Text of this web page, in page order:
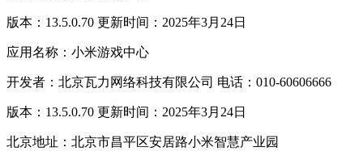
版本：13.5.0.70 更新时间：2025年3月24日
应用名称：小米游戏中心
开发者：北京瓦力网络科技有限公司 电话：010-60606666
版本：13.5.0.70 更新时间：2025年3月24日
北京地址：北京市昌平区安居路小米智慧产业园